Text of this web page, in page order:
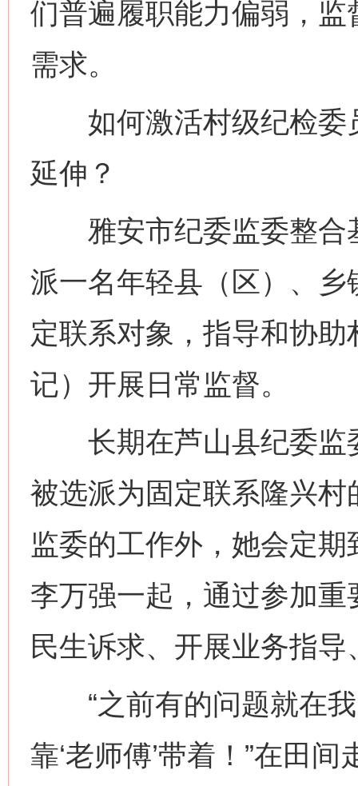
们普遍履职能力偏弱，
需求。
如何激活村级纪检委
延伸？
雅安市纪委监委整合
派一名年轻县（区）、
定联系对象，指导和协
记）开展日常监督。
长期在芦山县纪委监
被选派为固定联系隆兴
监委的工作外，她会定
李万强一起，通过参加
民生诉求、开展业务指
“之前有的问题就在我
靠‘老师傅’带着！”在田